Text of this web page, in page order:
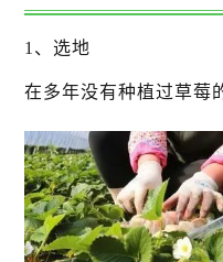
1、选地
在多年没有种植过草莓